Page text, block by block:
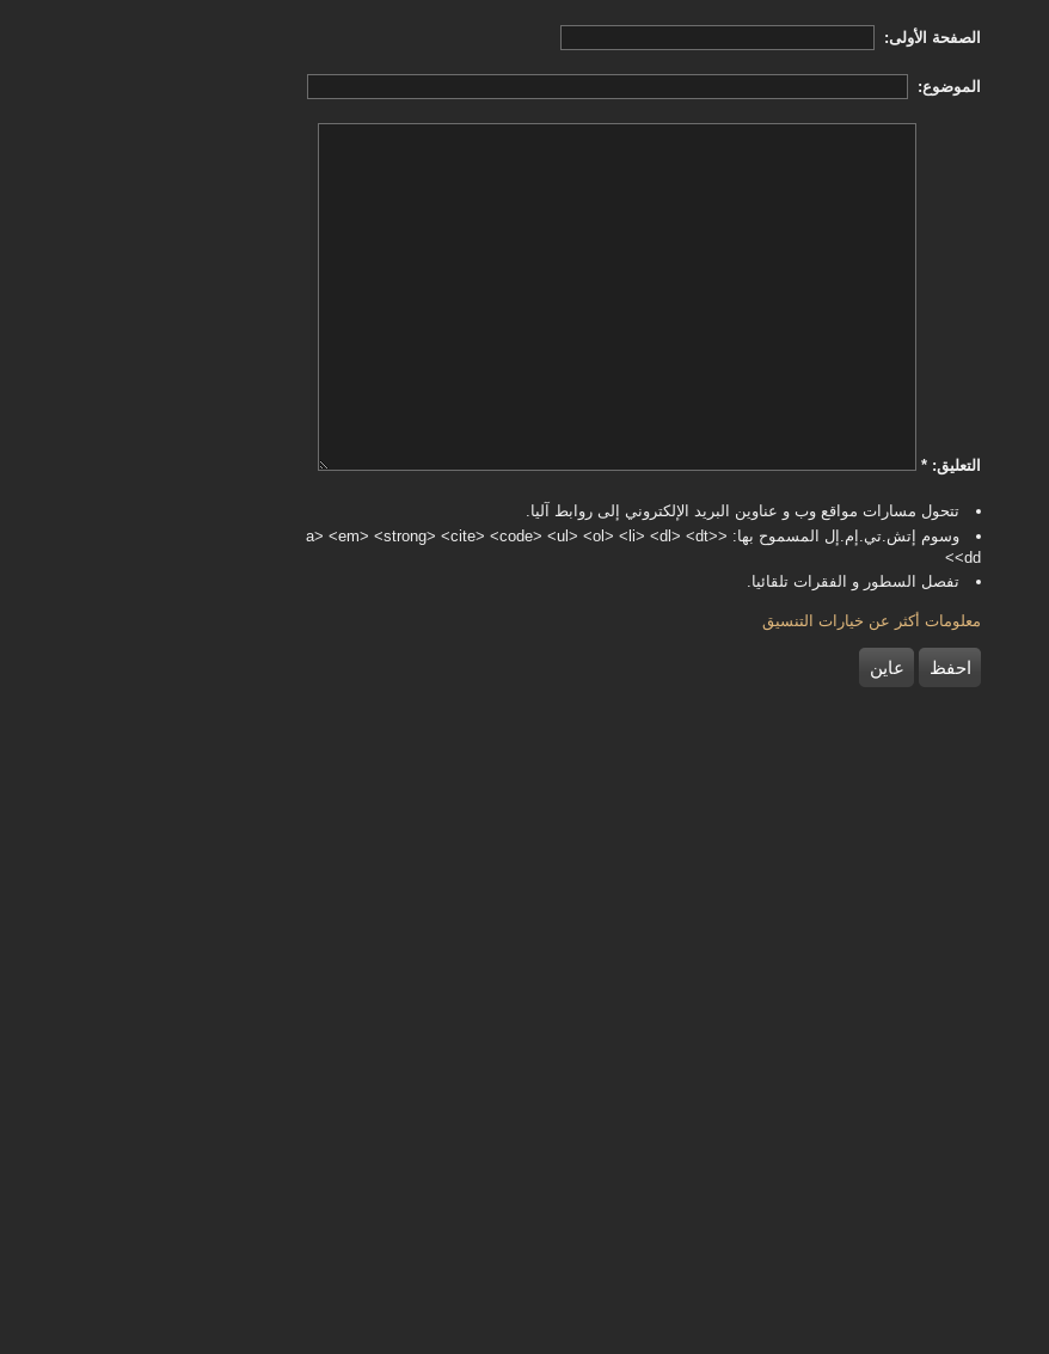
‏الصفحة الأولى: ‏
‏الموضوع: ‏
‏التعليق: ‏ *
تتحول مسارات مواقع وب و عناوين البريد الإلكتروني إلى روابط آليا.
وسوم إتش.تي.إم.إل المسموح بها: <a> <em> <strong> <cite> <code> <ul> <ol> <li> <dl> <dt>
<dd>
تفصل السطور و الفقرات تلقائيا.
معلومات أكثر عن خيارات التنسيق